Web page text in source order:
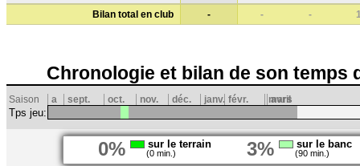
Bilan total en club
- - -
Chronologie et bilan de son temps
Saison a sept. oct. nov. déc. janv. févr. mars
avril
Tps jeu:
0% sur le terrain
(0 min.) 3% sur le banc
(90 min.)